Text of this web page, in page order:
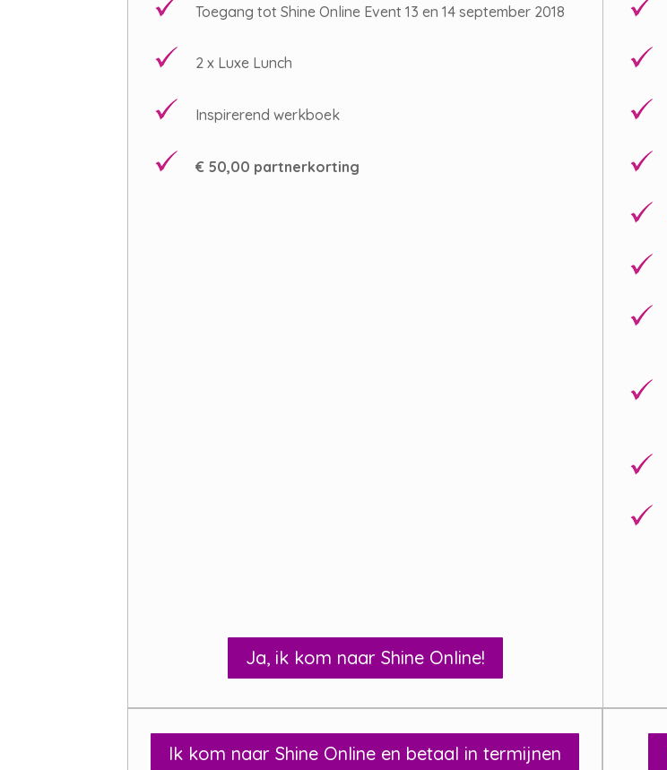
Toegang tot Shine Online Event 13 en 14 september 2018
2 x Luxe Lunch
Inspirerend werkboek
€ 50,00 partnerkorting
Ja, ik kom naar Shine Online!
Ik kom naar Shine Online en betaal in termijnen